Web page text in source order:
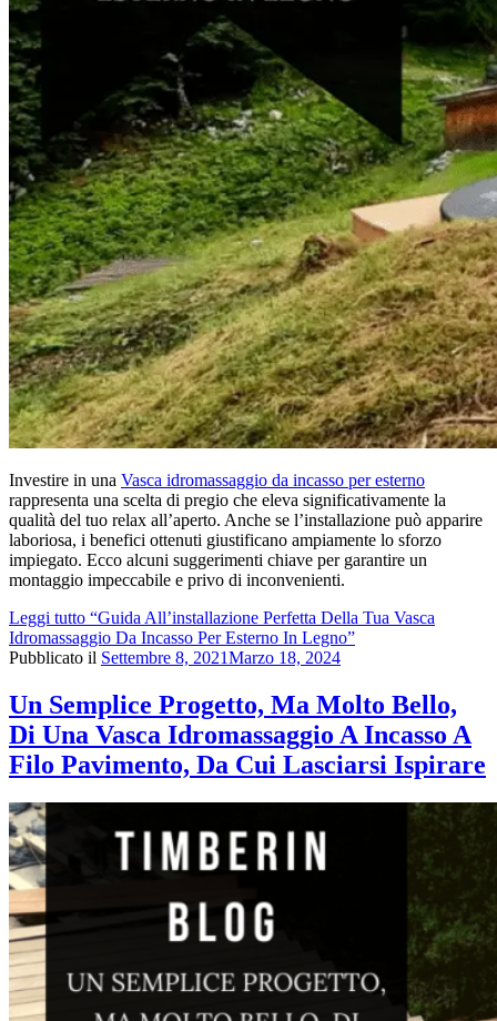
Investire in una Vasca idromassaggio da incasso per esterno
rappresenta una scelta di pregio che eleva significativamente la
qualità del tuo relax all’aperto. Anche se l’installazione può apparire
laboriosa, i benefici ottenuti giustificano ampiamente lo sforzo
impiegato. Ecco alcuni suggerimenti chiave per garantire un
montaggio impeccabile e privo di inconvenienti.
Leggi tutto “Guida All’installazione Perfetta Della Tua Vasca
Idromassaggio Da Incasso Per Esterno In Legno”
Pubblicato il Settembre 8, 2021Marzo 18, 2024
Un Semplice Progetto, Ma Molto Bello,
Di Una Vasca Idromassaggio A Incasso A
Filo Pavimento, Da Cui Lasciarsi Ispirare